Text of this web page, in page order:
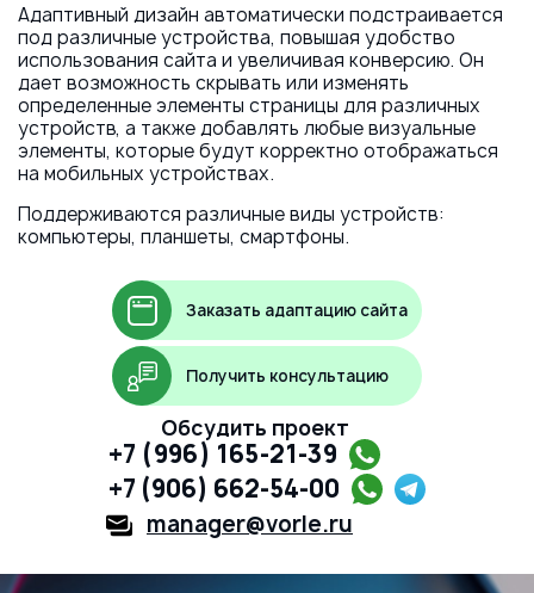
Адаптивный дизайн автоматически подстраивается
под различные устройства, повышая удобство
использования сайта и увеличивая конверсию. Он
дает возможность скрывать или изменять
определенные элементы страницы для различных
устройств, а также добавлять любые визуальные
элементы, которые будут корректно отображаться
на мобильных устройствах.
Поддерживаются различные виды устройств:
компьютеры, планшеты, смартфоны.
Заказать адаптацию сайта
Получить консультацию
Обсудить проект
+7 (996) 165-21-39
+7 (906) 662-54-00
manager@vorle.ru